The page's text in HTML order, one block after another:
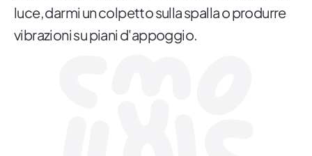
luce, darmi un colpetto sulla spalla o produrre
vibrazioni su piani d'appoggio.